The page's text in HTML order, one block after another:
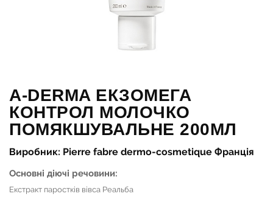
A-DERMA ЕКЗОМЕГА
КОНТРОЛ МОЛОЧКО
ПОМЯКШУВАЛЬНЕ 200МЛ
Виробник: Pierre fabre dermo-cosmetique Франція
Основні діючі речовини:
Екстракт паростків вівса Реальба